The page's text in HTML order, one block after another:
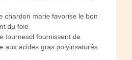
chardon marie favorise le bon
du foie
tournesol fournissent de
aux acides gras polyinsaturés